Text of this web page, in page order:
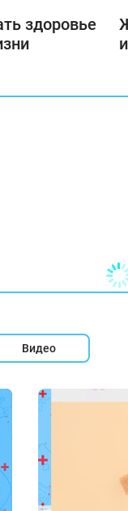
здоровье
Видео